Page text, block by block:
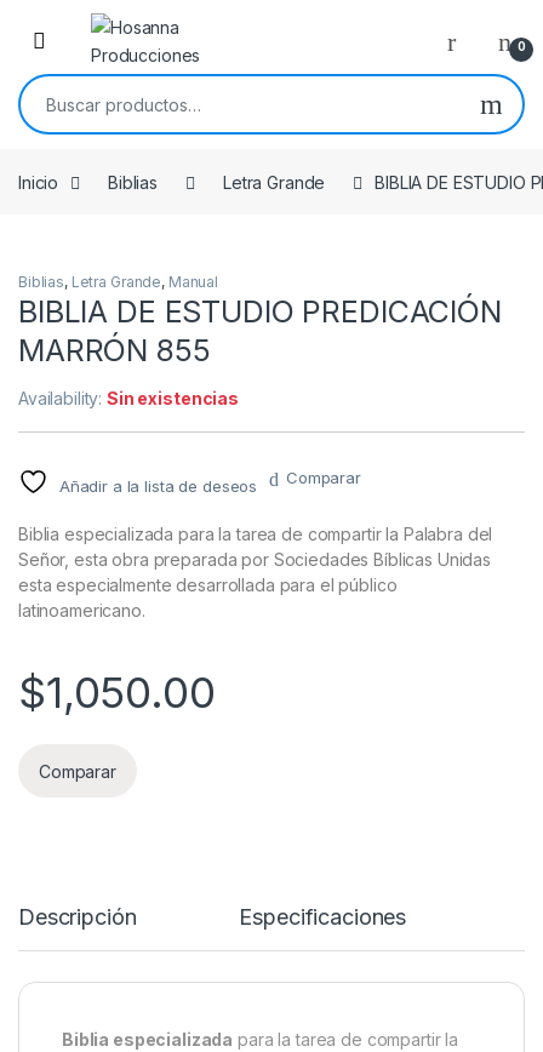
Skip to navigation
Skip to content
0
Buscar por:
Inicio Biblias Letra Grande BIBLIA DE ESTUDIO
Biblias, Letra Grande, Manual
BIBLIA DE ESTUDIO PREDICACIÓN
MARRÓN 855
Availability:Sin existencias
Añadir a la lista de deseos Comparar
Biblia especializada para la tarea de compartir la Palabra del
Señor, esta obra preparada por Sociedades Bíblicas Unidas
esta especialmente desarrollada para el público
latinoamericano.
$1,050.00
Comparar
Descripción Especificaciones
Biblia especializada para la tarea de compartir la